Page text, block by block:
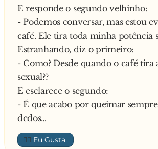
E responde o segundo velhinho:
- Podemos conversar, mas estou
café. Ele tira toda minha potência
Estranhando, diz o primeiro:
- Como? Desde quando o café tira
sexual??
E esclarece o segundo:
- É que acabo por queimar
dedos…
👍🏼